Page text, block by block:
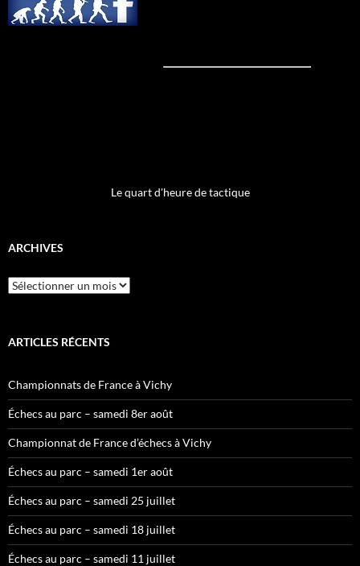
Le quart d'heure de tactique
ARCHIVES
Archives
ARTICLES RÉCENTS
Championnats de France à Vichy
Échecs au parc – samedi 8er août
Championnat de France d’échecs à Vichy
Échecs au parc – samedi 1er août
Échecs au parc – samedi 25 juillet
Échecs au parc – samedi 18 juillet
Échecs au parc – samedi 11 juillet